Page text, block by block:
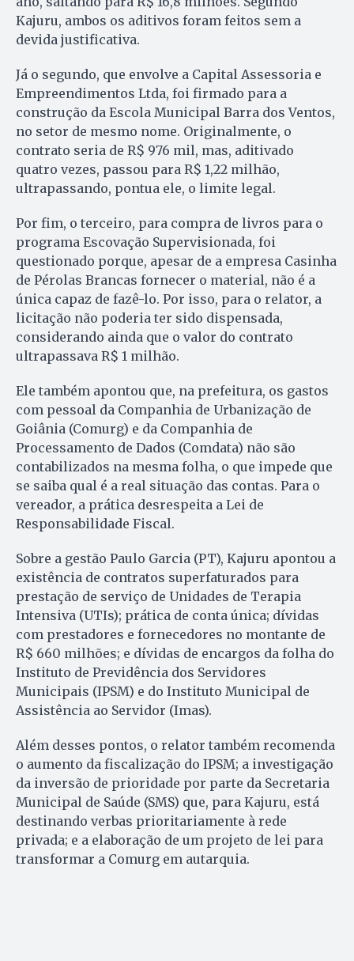
Kajuru, ambos os aditivos foram feitos sem a
devida justificativa.
Já o segundo, que envolve a Capital Assessoria e
Empreendimentos Ltda, foi firmado para a
construção da Escola Municipal Barra dos Ventos,
no setor de mesmo nome. Originalmente, o
contrato seria de R$ 976 mil, mas, aditivado
quatro vezes, passou para R$ 1,22 milhão,
ultrapassando, pontua ele, o limite legal.
Por fim, o terceiro, para compra de livros para o
programa Escovação Supervisionada, foi
questionado porque, apesar de a empresa Casinha
de Pérolas Brancas fornecer o material, não é a
única capaz de fazê-lo. Por isso, para o relator, a
licitação não poderia ter sido dispensada,
considerando ainda que o valor do contrato
ultrapassava R$ 1 milhão.
Ele também apontou que, na prefeitura, os gastos
com pessoal da Companhia de Urbanização de
Goiânia (Comurg) e da Companhia de
Processamento de Dados (Comdata) não são
contabilizados na mesma folha, o que impede que
se saiba qual é a real situação das contas. Para o
vereador, a prática desrespeita a Lei de
Responsabilidade Fiscal.
Sobre a gestão Paulo Garcia (PT), Kajuru apontou a
existência de contratos superfaturados para
prestação de serviço de Unidades de Terapia
Intensiva (UTIs); prática de conta única; dívidas
com prestadores e fornecedores no montante de
R$ 660 milhões; e dívidas de encargos da folha do
Instituto de Previdência dos Servidores
Municipais (IPSM) e do Instituto Municipal de
Assistência ao Servidor (Imas).
Além desses pontos, o relator também recomenda
o aumento da fiscalização do IPSM; a investigação
da inversão de prioridade por parte da Secretaria
Municipal de Saúde (SMS) que, para Kajuru, está
destinando verbas prioritariamente à rede
privada; e a elaboração de um projeto de lei para
transformar a Comurg em autarquia.